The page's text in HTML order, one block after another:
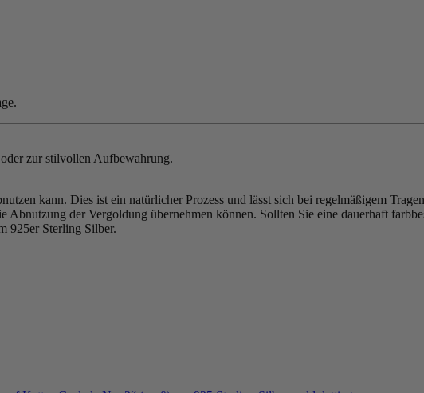
zur stilvollen Aufbewahrung.
kann. Dies ist ein natürlicher Prozess und lässt sich bei regelmäßigem
der Vergoldung übernehmen können. Sollten Sie eine dauerhaft
925er Sterling Silber.